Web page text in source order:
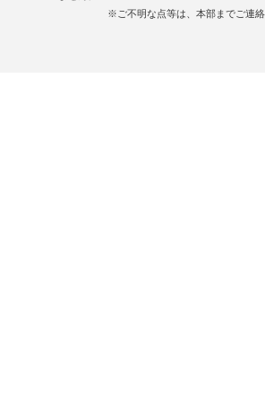
※ご不明な点等は、本部までご連絡を